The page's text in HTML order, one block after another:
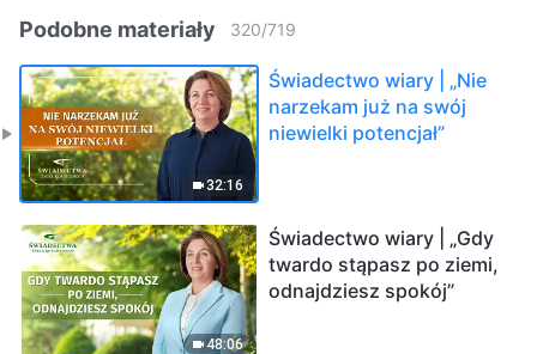
Podobne materiały 320/719
32:16
Świadectwo wiary | „Nie
narzekam już na swój
niewielki potencjał”
48:06
Świadectwo wiary | „Gdy
twardo stąpasz po ziemi,
odnajdziesz spokój”